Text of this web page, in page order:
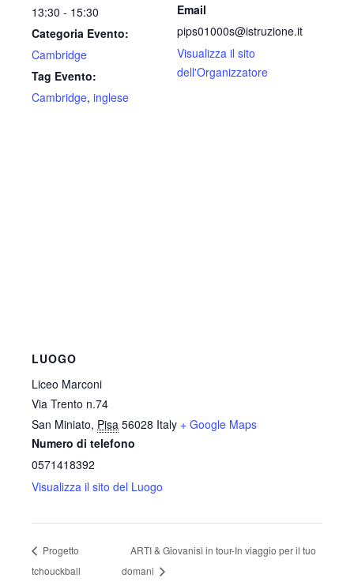
13:30 - 15:30
Categoria Evento:
Cambridge
Tag Evento:
Cambridge, inglese
Email
pips01000s@istruzione.it
Visualizza il sito
dell'Organizzatore
LUOGO
Liceo Marconi
Via Trento n.74
San Miniato, Pisa 56028 Italy + Google Maps
Numero di telefono
0571418392
Visualizza il sito del Luogo
Progetto
tchouckball
ARTI & Giovanisì in tour-In viaggio per il tuo
domani